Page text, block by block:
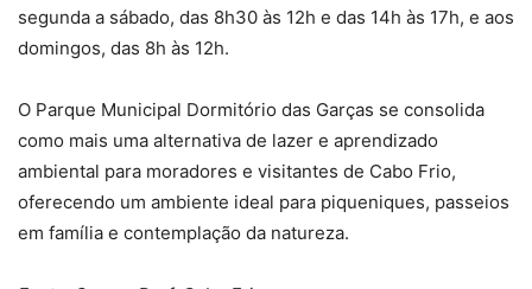
segunda a sábado, das 8h30 às 12h e das 14h às 17h, e aos
domingos, das 8h às 12h.
O Parque Municipal Dormitório das Garças se consolida
como mais uma alternativa de lazer e aprendizado
ambiental para moradores e visitantes de Cabo Frio,
oferecendo um ambiente ideal para piqueniques, passeios
em família e contemplação da natureza.